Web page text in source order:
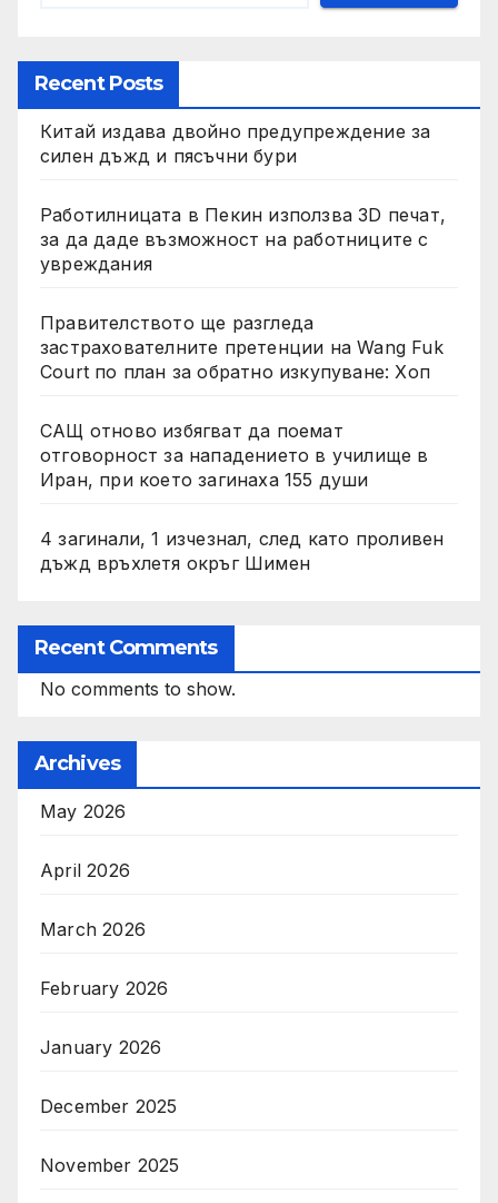
Recent Posts
Китай издава двойно предупреждение за
силен дъжд и пясъчни бури
Работилницата в Пекин използва 3D печат,
за да даде възможност на работниците с
увреждания
Правителството ще разгледа
застрахователните претенции на Wang Fuk
Court по план за обратно изкупуване: Хоп
САЩ отново избягват да поемат
отговорност за нападението в училище в
Иран, при което загинаха 155 души
4 загинали, 1 изчезнал, след като проливен
дъжд връхлетя окръг Шимен
Recent Comments
No comments to show.
Archives
May 2026
April 2026
March 2026
February 2026
January 2026
December 2025
November 2025